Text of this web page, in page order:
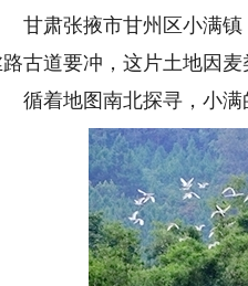
肃张掖市甘州区小满镇，
路古道要冲，这片土地因
着地图南北探寻，小满